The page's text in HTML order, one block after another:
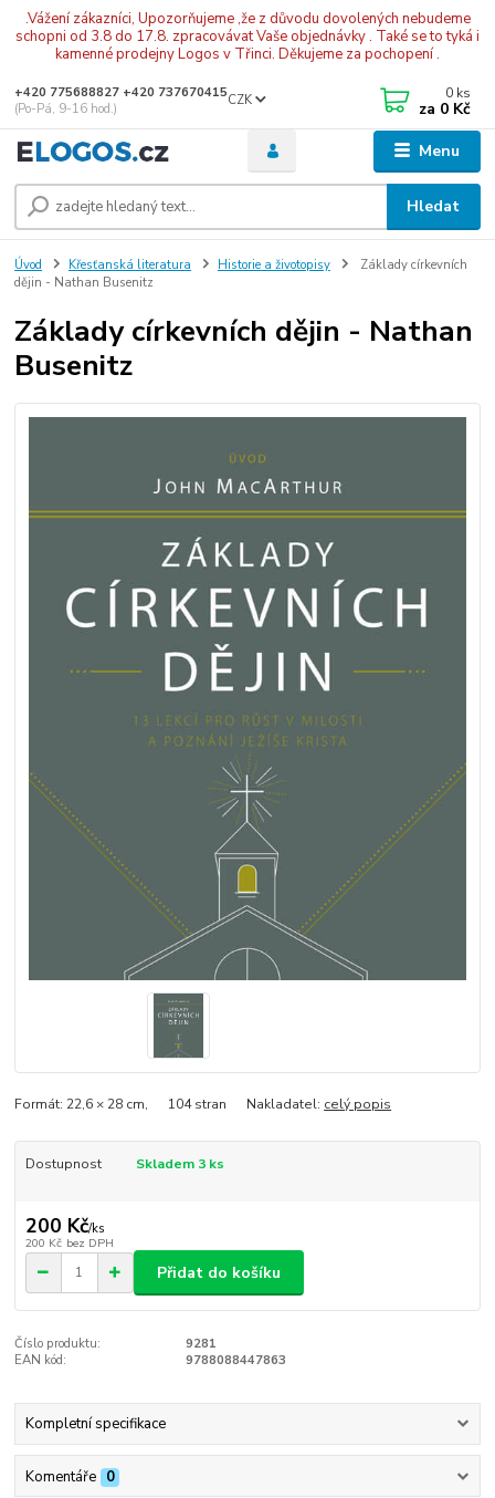
.Vážení zákazníci, Upozorňujeme ,že z důvodu dovolených nebudeme
schopni od 3.8 do 17.8. zpracovávat Vaše objednávky . Také se to tyká i
kamenné prodejny Logos v Třinci. Děkujeme za pochopení .
Menu
CZK
Hledat
+420 775688827 +420 737670415
(Po-Pá, 9-16 hod.)
0 ks
za 0 Kč
Úvod Křesťanská literatura Historie a životopisy
Základy církevních
dějin - Nathan Busenitz
Základy církevních dějin - Nathan
Busenitz
Formát: 22,6 × 28 cm, 104 stran Nakladatel: celý popis
Dostupnost Skladem 3 ks
200 Kč/ks
200 Kč bez DPH
Přidat do košíku
Číslo produktu:
9281
EAN kód:
9788088447863
Kompletní specifikace
Komentáře 0